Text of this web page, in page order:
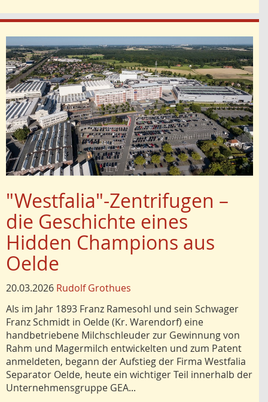
"Westfalia"-Zentrifugen –
die Geschichte eines
Hidden Champions aus
Oelde
20.03.2026 Rudolf Grothues
Als im Jahr 1893 Franz Ramesohl und sein Schwager
Franz Schmidt in Oelde (Kr. Warendorf) eine
handbetriebene Milchschleuder zur Gewinnung von
Rahm und Magermilch entwickelten und zum Patent
anmeldeten, begann der Aufstieg der Firma Westfalia
Separator Oelde, heute ein wichtiger Teil innerhalb der
Unternehmensgruppe GEA...